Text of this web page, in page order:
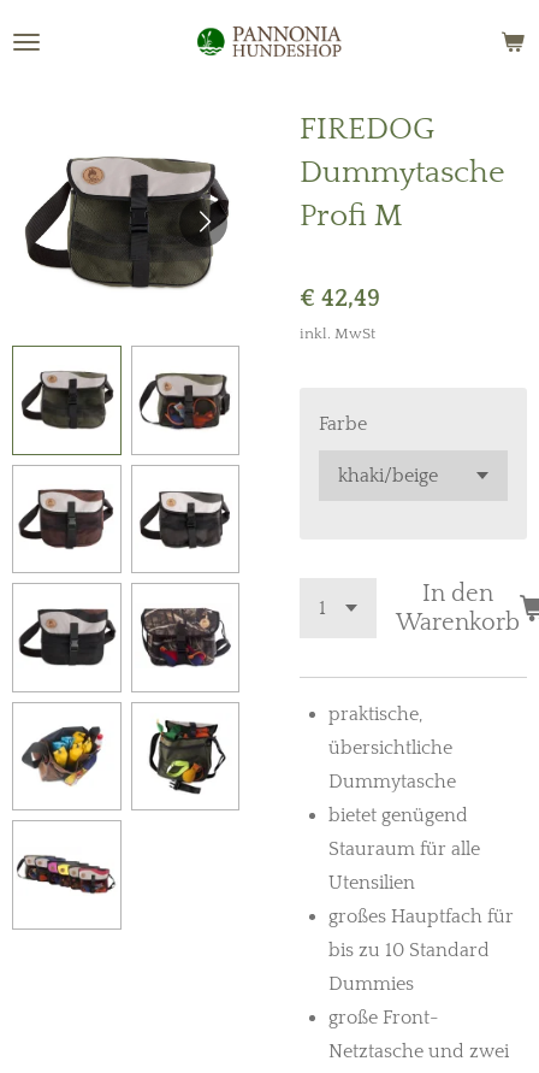
FIREDOG
Dummytasche
Profi M
€ 42,49
inkl. MwSt
Farbe
In den
Warenkorb
praktische,
übersichtliche
Dummytasche
bietet genügend
Stauraum für alle
Utensilien
großes Hauptfach für
bis zu 10 Standard
Dummies
große Front-
Netztasche und zwei